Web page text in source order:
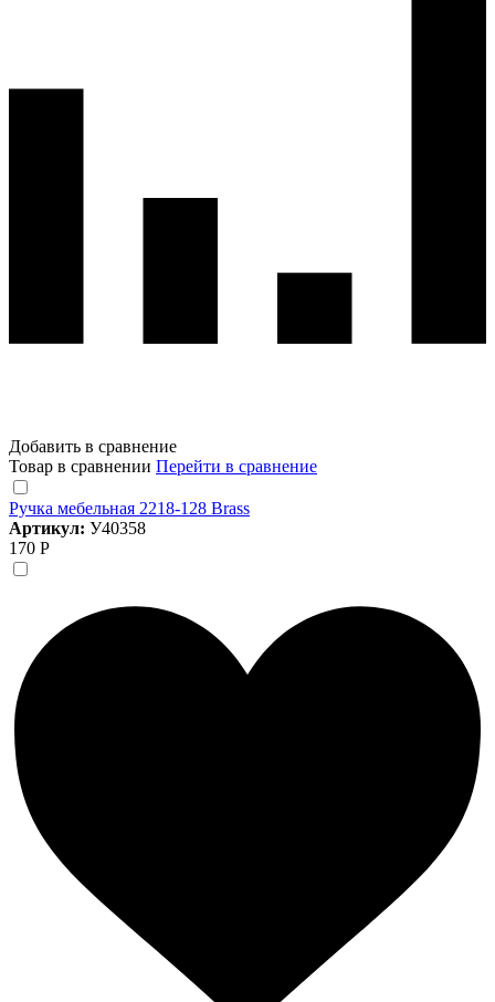
Добавить в сравнение
Товар в сравнении Перейти в сравнение
Ручка мебельная 2218-128 Brass
Артикул: У40358
170 Р